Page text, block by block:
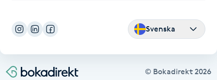
Hyperhidros Svenska
© Bokadirekt 2026